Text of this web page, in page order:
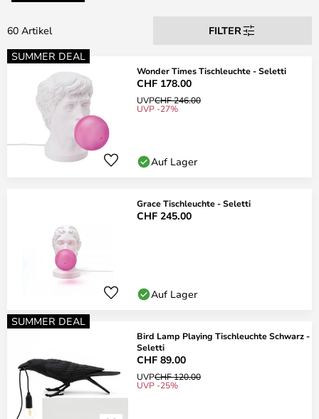
60 Artikel
FILTER
SUMMER DEAL
Wonder Times Tischleuchte - Seletti
CHF 178.00
UVPCHF 246.00
UVP -27%
Auf Lager
Grace Tischleuchte - Seletti
CHF 245.00
Auf Lager
SUMMER DEAL
Bird Lamp Playing Tischleuchte Schwarz -
Seletti
CHF 89.00
UVPCHF 120.00
UVP -25%